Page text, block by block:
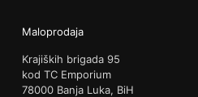
Maloprodaja
Krajiških brigada 95
kod TC Emporium
78000 Banja Luka, BiH